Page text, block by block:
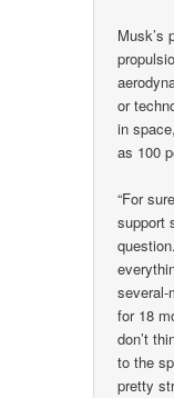
Musk’s
or
in
as 100
“For
support
several-
for 18
don’t
to the
pretty